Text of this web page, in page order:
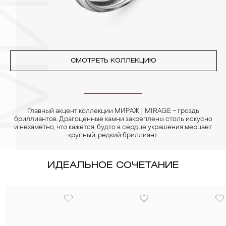
СМОТРЕТЬ КОЛЛЕКЦИЮ
Главный акцент коллекции МИРАЖ | MIRAGE – гроздь
бриллиантов. Драгоценные камни закреплены столь искусно
и незаметно, что кажется, будто в сердце украшения мерцает
крупный, редкий бриллиант.
ИДЕАЛЬНОЕ СОЧЕТАНИЕ